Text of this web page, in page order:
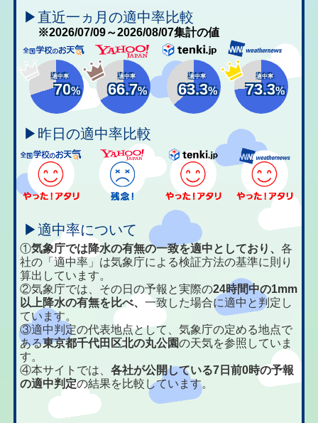
▶直近一ヵ月の適中率比較
※2026/07/09～2026/08/07集計の値
適中率
70%
適中率
66.7%
適中率
63.3%
適中率
73.3%
▶昨日の適中率比較
▶適中率について
①気象庁では降水の有無の一致を適中としており、各
社の「適中率」は気象庁による検証方法の基準に則り
算出しています。
②気象庁では、その日の予報と実際の24時間中の1mm
以上降水の有無を比べ、一致した場合に適中と判定し
ています。
③適中判定の代表地点として、気象庁の定める地点で
ある東京都千代田区北の丸公園の天気を参照していま
す。
④本サイトでは、各社が公開している7日前0時の予報
の適中判定の結果を比較しています。